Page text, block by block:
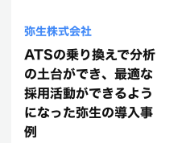
弥生株式会社
ATSの乗り換えで分析
の土台ができ、最適な
採用活動ができるよう
になった弥生の導入事
例